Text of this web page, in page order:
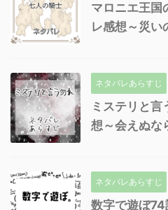
マロニエ王国
レ感想～災い
ネタバレあらすじ
ミステリと
想～会えぬな
ネタバレあらすじ
数字で遊ぼ